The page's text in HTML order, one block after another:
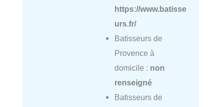
https://www.batisse
urs.fr/
Batisseurs de
Provence à
domicile : non
renseigné
Batisseurs de